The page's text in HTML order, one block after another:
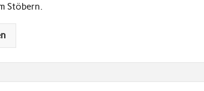
Stöbern.